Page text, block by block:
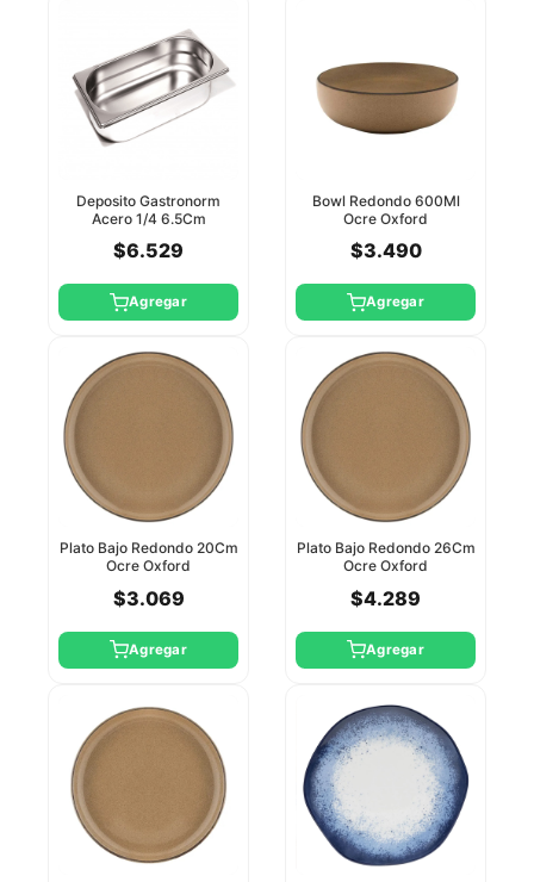
Deposito Gastronorm
Acero 1/4 6.5Cm
$6.529
Agregar
Bowl Redondo 600Ml
Ocre Oxford
$3.490
Agregar
Plato Bajo Redondo 20Cm
Ocre Oxford
$3.069
Agregar
Plato Bajo Redondo 26Cm
Ocre Oxford
$4.289
Agregar